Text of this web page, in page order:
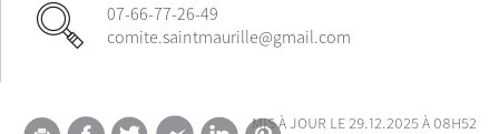
07-66-77-26-49
comite.saintmaurille@gmail.com
mis à jour le 29.12.2025 à 08h52